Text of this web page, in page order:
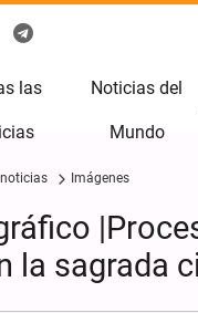
las Noticias del
Mundo
Imágenes
la sagrada